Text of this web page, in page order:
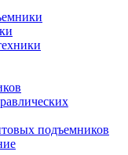
подъемников